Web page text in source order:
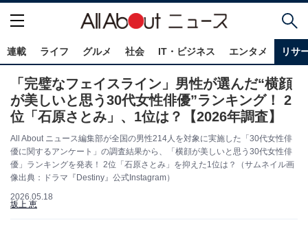
連載 ライフ グルメ 社会 IT・ビジネス エンタメ リサ
「完璧なフェイスライン」男性が選んだ“横顔
が美しいと思う30代女性俳優”ランキング！ 2
位「石原さとみ」、1位は？【2026年調査】
All About ニュース編集部が全国の男性214人を対象に実施した「30代女性俳
優に関するアンケート」の調査結果から、「横顔が美しいと思う30代女性俳
優」ランキングを発表！ 2位「石原さとみ」を抑えた1位は？（サムネイル画
像出典：ドラマ『Destiny』公式Instagram）
2026.05.18
坂上 恵